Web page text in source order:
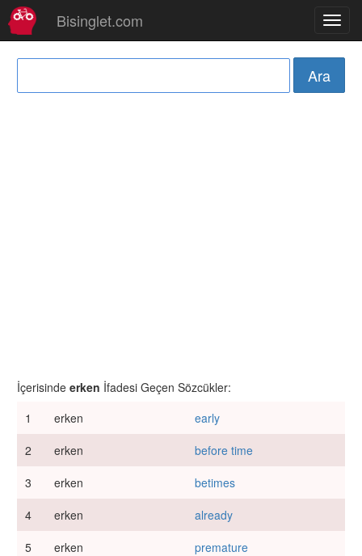
Bisinglet.com
İçerisinde erken İfadesi Geçen Sözcükler:
1
erken
early
2
erken
before time
3
erken
betimes
4
erken
already
5
erken
premature